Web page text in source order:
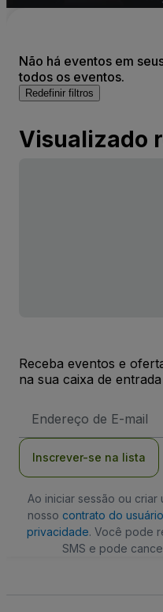
Não há eventos em
todos os eventos.
Redefinir filtros
Visualizado
Receba eventos e
na sua caixa de entrada
de
Inscrever-se na lista
Ao iniciar sessão ou
nosso contrato do usuário
privacidade. Você pode
SMS e pode